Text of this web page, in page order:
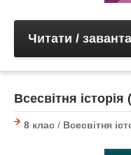
Читати /
Всесвітня
8 клас / Всесвітня